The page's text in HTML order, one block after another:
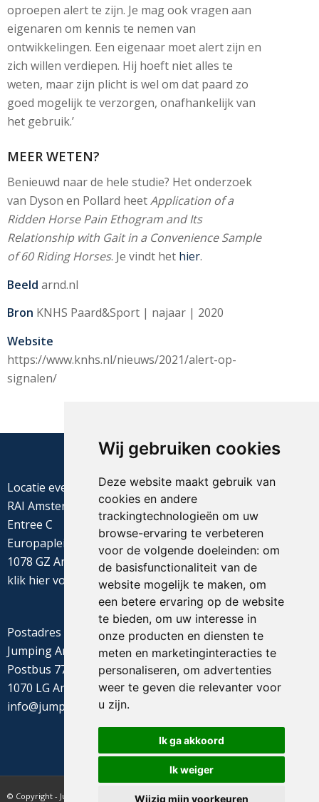
Wij gebruiken cookies
Deze website maakt gebruik van
cookies en andere
trackingtechnologieën om uw
browse-ervaring te verbeteren
voor de volgende doeleinden: om
de basisfunctionaliteit van de
website mogelijk te maken, om
een betere ervaring op de website
te bieden, om uw interesse in
onze producten en diensten te
meten en marketinginteracties te
personaliseren, om advertenties
weer te geven die relevanter voor
u zijn.
Ik ga akkoord
Ik weiger
Wijzig mijn voorkeuren
oproepen alert te zijn. Je mag ook vragen aan
eigenaren om kennis te nemen van
ontwikkelingen. Een eigenaar moet alert zijn en
zich willen verdiepen. Hij hoeft niet alles te
weten, maar zijn plicht is wel om dat paard zo
goed mogelijk te verzorgen, onafhankelijk van
het gebruik.’
MEER WETEN?
Benieuwd naar de hele studie? Het onderzoek
van Dyson en Pollard heetApplication of a
Ridden Horse Pain Ethogram and Its
Relationship with Gait in a Convenience Sample
of 60 Riding Horses. Je vindt het hier.
Beeld arnd.nl
Bron KNHS Paard&Sport | najaar | 2020
Website
https://www.knhs.nl/nieuws/2021/alert-op-
signalen/
Locatie evenement
RAI Amsterdam
Entree C
Europaplein 22
1078 GZ Amsterdam
klik hiervoor de routebeschrijving
Postadres
Jumping Amsterdam
Postbus 77655
1070 LG Amsterdam
info@jumpingamsterdam.nl
© Copyright - Jumping Amsterdam - website realisatie CyberNed